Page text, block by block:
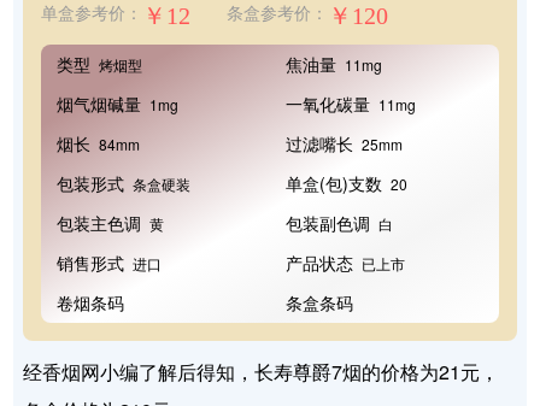
单盒参考价： ￥12 条盒参考价： ￥120
类型 烤烟型 焦油量 11mg
烟气烟碱量 1mg 一氧化碳量 11mg
烟长 84mm 过滤嘴长 25mm
包装形式 条盒硬装 单盒(包)支数 20
包装主色调 黄 包装副色调 白
销售形式 进口 产品状态 已上市
卷烟条码 条盒条码
经香烟网小编了解后得知，长寿尊爵7烟的价格为21元，